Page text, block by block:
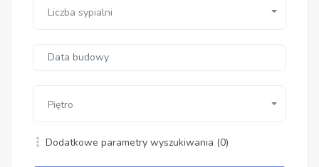
Liczba sypialni
Piętro
Dodatkowe parametry wyszukiwania (0)